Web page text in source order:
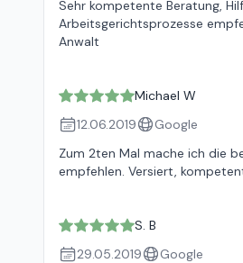
Sehr kompetente Beratung,
Arbeitsgerichtsprozesse
Anwalt
Michael W
12.06.2019
Google
Zum 2ten Mal mache ich die
empfehlen. Versiert,
S. B
29.05.2019
Google